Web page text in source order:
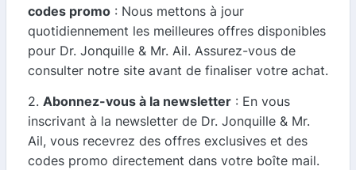
codes promo : Nous mettons à jour
quotidiennement les meilleures offres disponibles
pour Dr. Jonquille & Mr. Ail. Assurez-vous de
consulter notre site avant de finaliser votre achat.
2. Abonnez-vous à la newsletter : En vous
inscrivant à la newsletter de Dr. Jonquille & Mr.
Ail, vous recevrez des offres exclusives et des
codes promo directement dans votre boîte mail.